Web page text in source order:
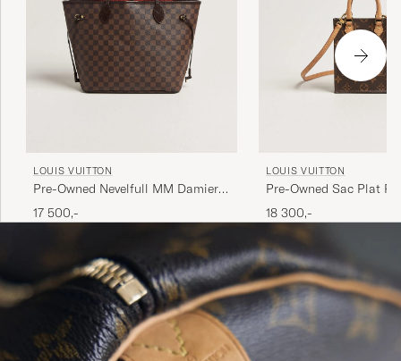
LOUIS VUITTON
Pre-Owned Nevelfull MM Damier
Ebene
17 500,-
LOUIS VUITTON
Pre-Owned Sac Plat
Bandouliére Monogram
18 300,-